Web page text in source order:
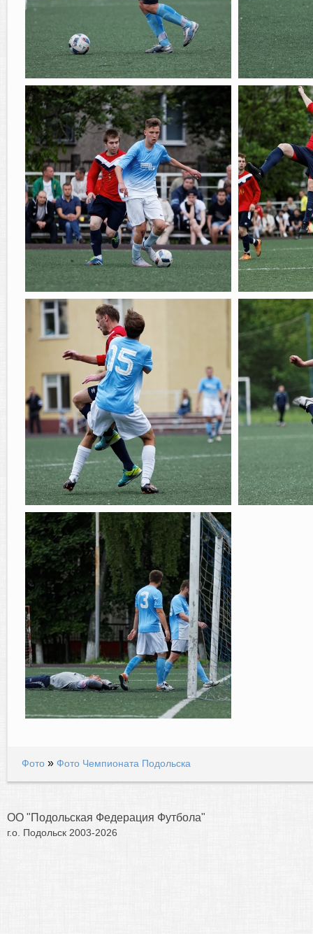
Фото » Фото Чемпионата Подольска
ОО "Подольская Федерация Футбола"
г.о. Подольск 2003-2026